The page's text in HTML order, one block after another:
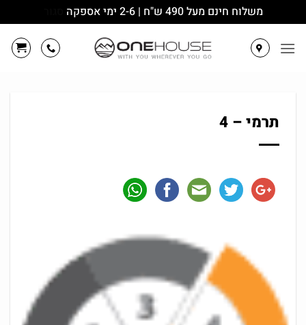
משלוח חינם מעל 490 ש"ח | 2-6 ימי אספקה
תרמי – 4